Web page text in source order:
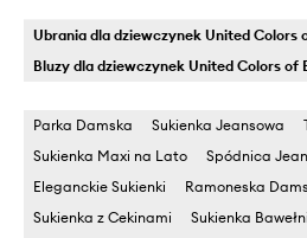
Ubrania dla dziewczynek United Colors
Bluzy dla dziewczynek United Colors of
Parka Damska Sukienka Jeansowa
Sukienka Maxi na Lato
Spódnica
Eleganckie Sukienki
Ramoneska
Sukienka z Cekinami
Sukienka